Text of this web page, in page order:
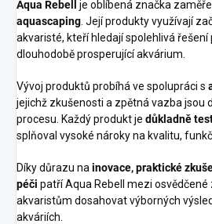
Aqua Rebell je oblíbená značka
aquascaping . Její produkty využívají
akvaristé, kteří hledají spolehlivá
dlouhodobě prosperující akvárium.
Vývoj produktů probíhá ve spolupráci s
jejichž zkušenosti a zpětná vazba jsou
procesu. Každý produkt je důkladně
splňoval vysoké nároky na kvalitu,
Díky důrazu na inovace, praktické
péči patří Aqua Rebell mezi
akvaristům dosahovat výborných
akváriích.